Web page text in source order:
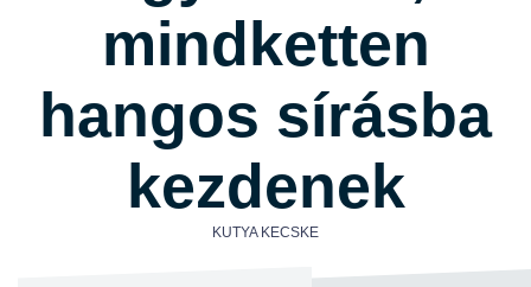
mindketten
hangos sírásba
kezdenek
KUTYA KECSKE